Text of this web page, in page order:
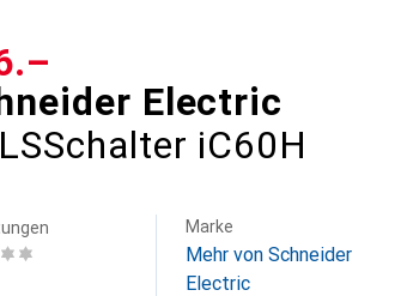
Electric
iC60H
Marke
Mehr von Schneider
Electric